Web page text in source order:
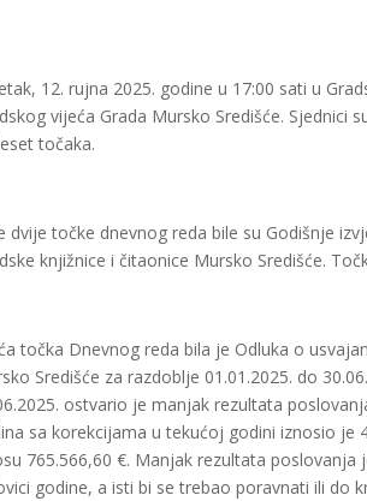
12. rujna 2025. godine u 17:00 sati u
vijeća Grada Mursko Središće. Sjednici
točaka.
dvije točke dnevnog reda bile su Godišnje
knjižnice i čitaonice Mursko Središće.
točka Dnevnog reda bila je Odluka o
Središće za razdoblje 01.01.2025. do
ostvario je manjak rezultata
sa korekcijama u tekućoj godini iznosio je
765.566,60 €. Manjak rezultata
godine, a isti bi se trebao poravnati ili do